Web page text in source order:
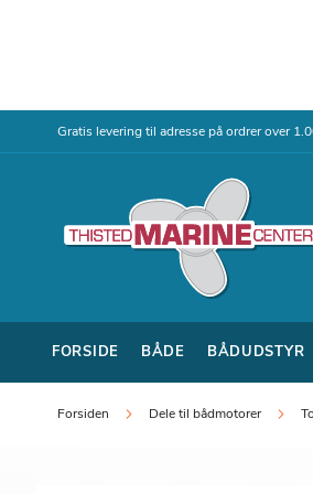
Gratis levering til adresse på ordrer over
FORSIDE BÅDE BÅDUDSTYR
Forsiden Dele til bådmotorer